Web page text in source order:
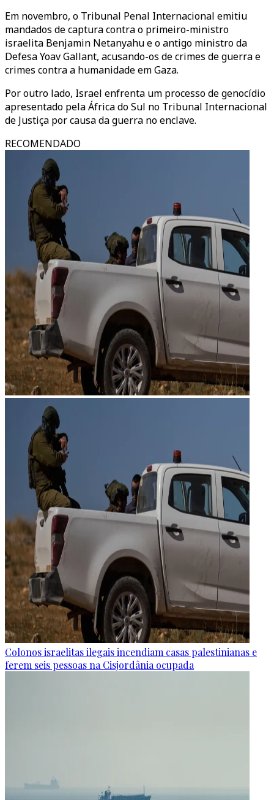
Em novembro, o Tribunal Penal Internacional emitiu
mandados de captura contra o primeiro-ministro
israelita Benjamin Netanyahu e o antigo ministro da
Defesa Yoav Gallant, acusando-os de crimes de guerra e
crimes contra a humanidade em Gaza.
Por outro lado, Israel enfrenta um processo de genocídio
apresentado pela África do Sul no Tribunal Internacional
de Justiça por causa da guerra no enclave.
RECOMENDADO
Colonos israelitas ilegais incendiam casas palestinianas e
ferem seis pessoas na Cisjordânia ocupada